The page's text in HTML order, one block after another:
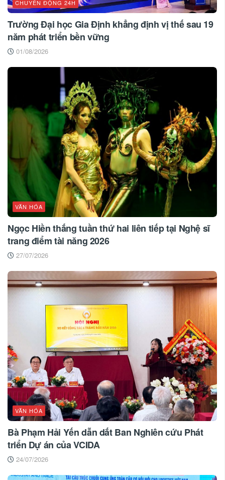
CHUYỂN ĐỘNG 24H
Trường Đại học Gia Định khẳng định vị thế sau 19
năm phát triển bền vững
01/08/2026
VĂN HÓA
Ngọc Hiền thắng tuần thứ hai liên tiếp tại Nghệ sĩ
trang điểm tài năng 2026
27/07/2026
VĂN HÓA
Bà Phạm Hải Yến dẫn dắt Ban Nghiên cứu Phát
triển Dự án của VCIDA
24/07/2026